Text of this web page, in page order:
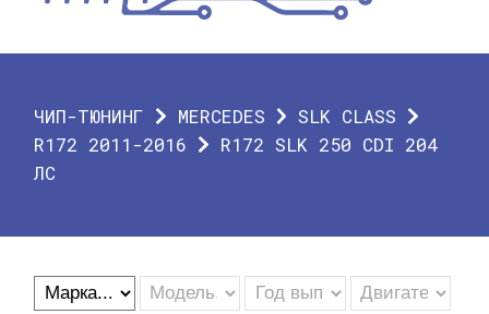
О КОМПАНИИ
ЧИП-ТЮНИНГ MERCEDES
SLK CLASS
R172 2011-2016
R172 SLK 250 CDI 204
ЛС